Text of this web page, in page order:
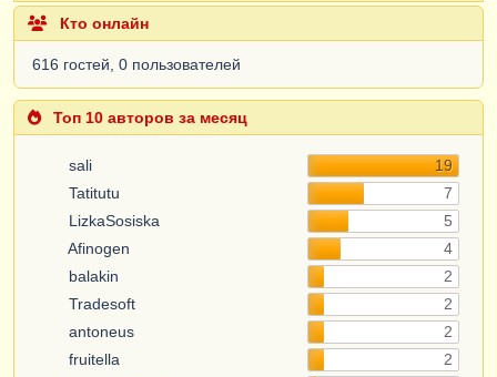
Кто онлайн
616 гостей, 0 пользователей
Топ 10 авторов за месяц
sali
19
Tatitutu
7
LizkaSosiska
5
Afinogen
4
balakin
2
Tradesoft
2
antoneus
2
fruitella
2